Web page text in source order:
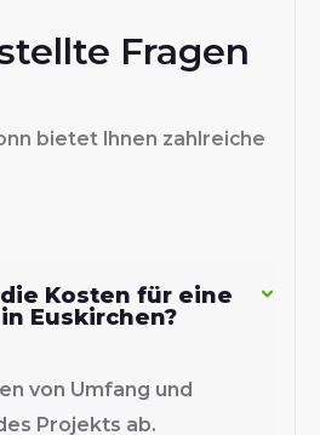
Fragen
bietet Ihnen zahlreiche
Kosten für eine
Euskirchen?
von Umfang und
Projekts ab.